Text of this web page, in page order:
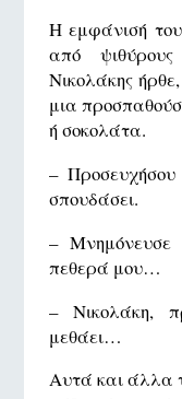
Η εμφάνισή
από
Νικολάκης
μια
ή σοκολάτα.
–
σπουδάσει.
–
πεθερά μου…
– Νικολάκη,
μεθάει…
Αυτά και άλλα